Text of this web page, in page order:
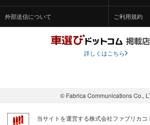
外部送信について ご利用規約
詳しくはこちら
© Fabrica Communications Co.,
当サイトを運営する株式会社ファブリカ